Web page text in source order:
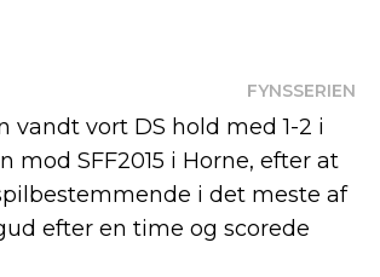
FYNSSERIEN
vandt vort DS hold med 1-2 i
mod SFF2015 i Horne, efter at
i det meste af
efter en time og scorede